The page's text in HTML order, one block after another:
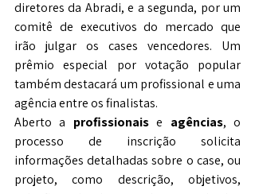
diretores da Abradi, e a segunda, por um
comitê de executivos do mercado que
irão julgar os cases vencedores. Um
prêmio especial por votação popular
também destacará um profissional e uma
agência entre os finalistas.
Aberto a profissionais e agências, o
processo de inscrição solicita
informações detalhadas sobre o case, ou
projeto, como descrição, objetivos,